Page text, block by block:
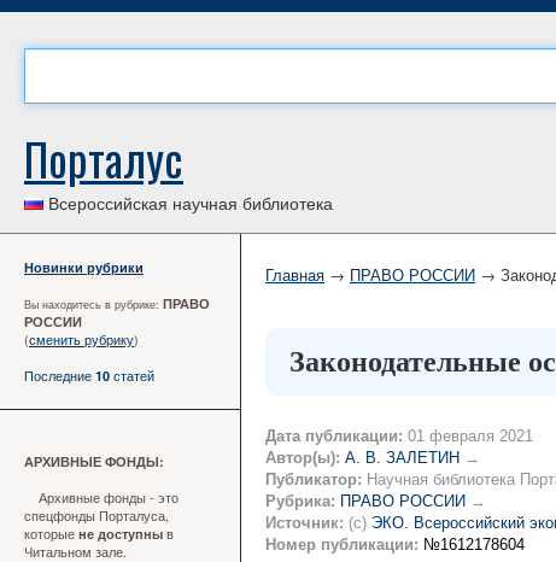
Порталус
Всероссийская научная библиотека
Новинки рубрики
Вы находитесь в рубрике: ПРАВО
РОССИИ
(сменить рубрику)
Последние 10 статей
АРХИВНЫЕ ФОНДЫ:
Архивные фонды - это
спецфонды Порталуса,
которые не доступны в
Читальном зале.
Главная → ПРАВО РОССИИ →
Законодательные
Дата публикации: 01 февраля 2021
Автор(ы): А. В. ЗАЛЕТИН →
Публикатор: Научная библиотека
Рубрика: ПРАВО РОССИИ →
Источник: (c) ЭКО. Всероссийский
Номер публикации: №1612178604